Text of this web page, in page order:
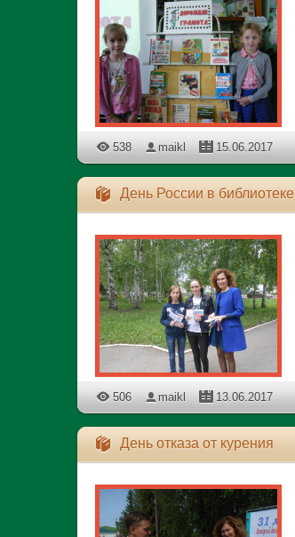
538 maikl 15.06.2017
День России в библиотеке
506 maikl 13.06.2017
День отказа от курения